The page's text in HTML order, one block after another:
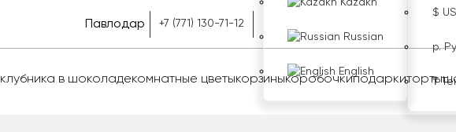
Павлодар +7 (771) 130-71-12
Kazakh
Russian
English
$
р.
₸
клубника в шоколадекомнатные цветыкорзиныкоробочкиподаркиторты